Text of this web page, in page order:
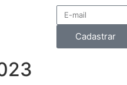
Cadastrar